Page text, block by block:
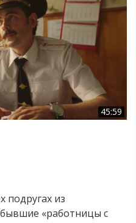
45:59
подругах из
«работницы с